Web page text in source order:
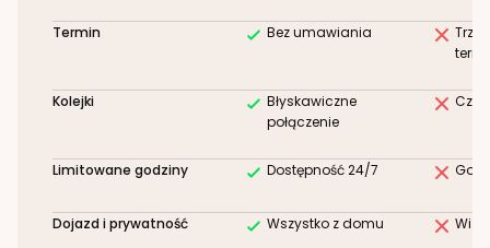
Termin Bez umawiania
Kolejki
Błyskawiczne
połączenie
Limitowane godziny Dostępność 24/7
Dojazd i prywatność Wszystko z domu